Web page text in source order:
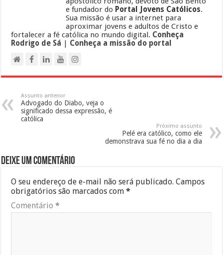
e fundador do Portal Jovens Católicos.
Sua missão é usar a internet para
aproximar jovens e adultos de Cristo e
fortalecer a fé católica no mundo digital. Conheça
Rodrigo de Sá | Conheça a missão do portal
Assunto anterior
Advogado do Diabo, veja o
significado dessa expressão, é
católica
Próximo assunto
Pelé era católico, como ele
demonstrava sua fé no dia a dia
Deixe um comentário
O seu endereço de e-mail não será publicado. Campos
obrigatórios são marcados com*
Comentário*